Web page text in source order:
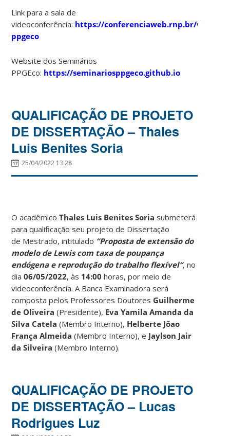
Link para a sala de
videoconferência: https://conferenciaweb.rnp.br/
ppgeco
Website dos Seminários
PPGEco: https://seminariosppgeco.github.io
QUALIFICAÇÃO DE PROJETO
DE DISSERTAÇÃO – Thales
Luis Benites Soria
25/04/2022 13:28
O acadêmicoThales Luis Benites Soria submeterá
para qualificação seu projeto de Dissertação
de Mestrado, intitulado “Proposta de extensão do
modelo de Lewis com taxa de poupança
endógena e reprodução do trabalho flexível“, no
dia06/05/2022, às 14:00 horas, por meio de
videoconferência. A Banca Examinadora será
composta pelos Professores Doutores Guilherme
de Oliveira(Presidente), Eva Yamila Amanda da
Silva Catela (Membro Interno), Helberte Jõao
França Almeida (Membro Interno), e Jaylson Jair
da Silveira (Membro Interno).
QUALIFICAÇÃO DE PROJETO
DE DISSERTAÇÃO – Lucas
Rodrigues Luz